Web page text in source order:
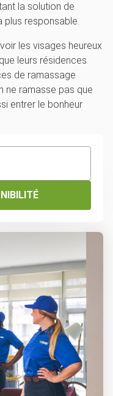
la solution de
plus responsable.
les visages heureux
leurs résidences
de ramassage
ne ramasse pas que
entrer le bonheur